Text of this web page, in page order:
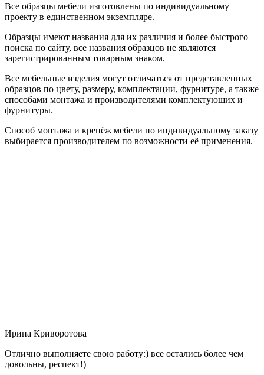
Все образцы мебели изготовлены по индивидуальному
проекту в единственном экземпляре.
Образцы имеют названия для их различия и более быстрого
поиска по сайту, все названия образцов не являются
зарегистрированным товарным знаком.
Все мебельные изделия могут отличаться от представленных
образцов по цвету, размеру, комплектации, фурнитуре, а также
способами монтажа и производителями комплектующих и
фурнитуры.
Способ монтажа и крепёж мебели по индивидуальному заказу
выбирается производителем по возможности её применения.
Ирина Криворотова
Отлично выполняете свою работу:) все остались более чем
довольны, респект!)